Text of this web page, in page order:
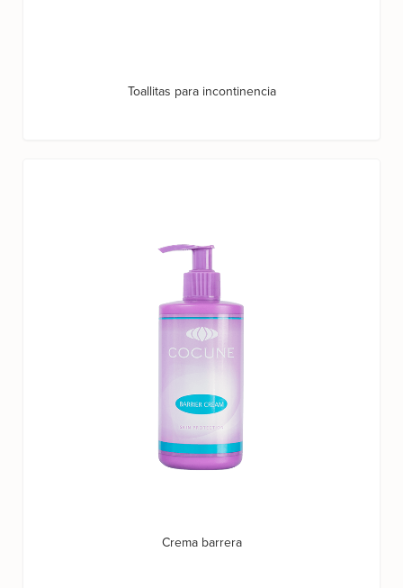
Toallitas para incontinencia
Crema barrera